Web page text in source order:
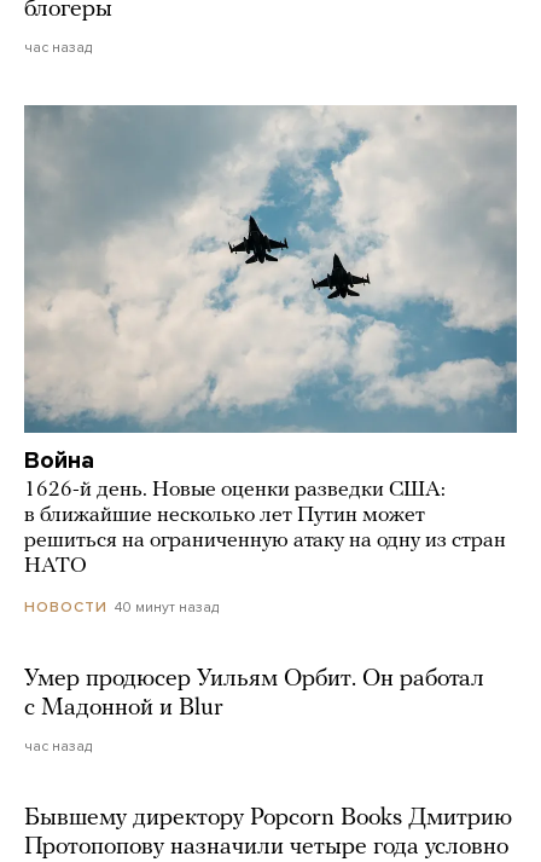
блогеры
час назад
Война
1626-й день. Новые оценки разведки США:
в ближайшие несколько лет Путин может
решиться на ограниченную атаку на одну из стран
НАТО
НОВОСТИ 40 минут назад
Умер продюсер Уильям Орбит. Он работал
с Мадонной и Blur
час назад
Бывшему директору Popcorn Books Дмитрию
Протопопову назначили четыре года условно